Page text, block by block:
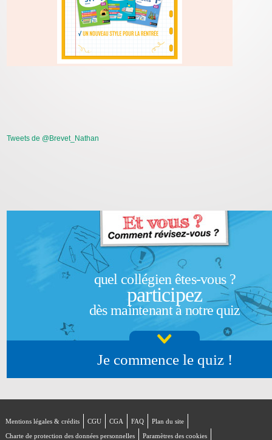
Tweets de @Brevet_Nathan
quel collégien êtes-vous ?
participez
dès maintenant à notre quiz
Je commence le quiz !
Mentions légales & crédits CGU CGA FAQ
Plan du site
Charte de protection des données personnelles
Paramètres des cookies